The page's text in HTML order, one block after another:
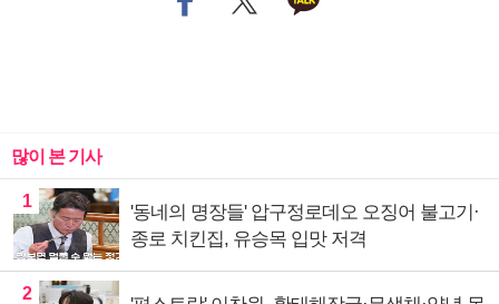
많이 본 기사
1
'동네의 명장들' 압구정로데오 오징어 불고기·
종로 치킨집, 유승목 입맛 저격
2